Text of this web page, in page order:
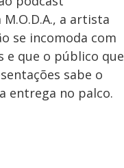
a artista
se incomoda com
e que o público que
sabe o
entrega no palco.